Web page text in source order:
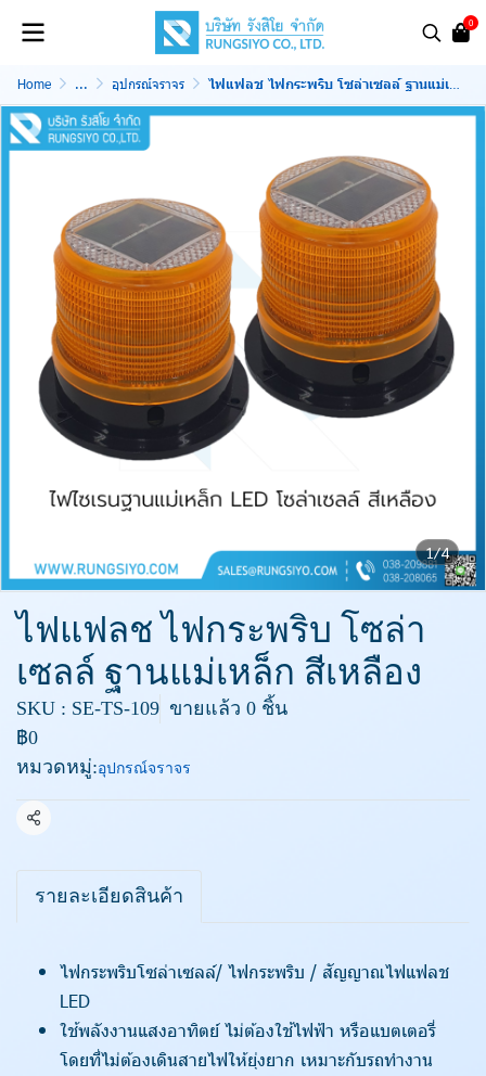
0
Home ... อุปกรณ์จราจร ไฟแฟลช ไฟกระพริบ โซล่าเซลล์ ฐานแม่เหล็ก สีเหลือง
1/4
ไฟแฟลช ไฟกระพริบ โซล่า
เซลล์ ฐานแม่เหล็ก สีเหลือง
SKU : SE-TS-109 ขายแล้ว 0 ชิ้น
฿0
หมวดหมู่:อุปกรณ์จราจร
แชร์
รายละเอียดสินค้า
ไฟกระพริบโซล่าเซลล์/ ไฟกระพริบ / สัญญาณไฟแฟลช
LED
ใช้พลังงานแสงอาทิตย์ ไม่ต้องใช้ไฟฟ้า หรือแบตเตอรี่
โดยที่ไม่ต้องเดินสายไฟให้ยุ่งยาก เหมาะกับรถทำงาน